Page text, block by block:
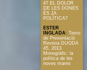
47 EL DOLOR
DE LES DONES
ÉS JA
POLÍTICA?
ESTER
INGLADA: Texto
de Presentació
Revista DUODA
45, 2013
Monogràfic: la
política de les
noves mares